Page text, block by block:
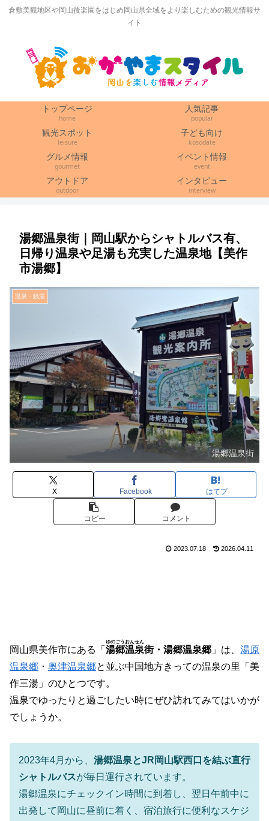
倉敷美観地区や岡山後楽園をはじめ岡山県全域をより楽しむための観光情報サ
イト
トップページ
home
人気記事
popular
観光スポット
leisure
子ども向け
kosodate
グルメ情報
gourmet
イベント情報
event
アウトドア
outdoor
インタビュー
interview
湯郷温泉街｜岡山駅からシャトルバス有、
日帰り温泉や足湯も充実した温泉地【美作
市湯郷】
温泉・銭湯
湯郷温泉街
X Facebook はてブ
コピー コメント
2023.07.18 2026.04.11
岡山県美作市にある「 湯郷温泉
ゆのごうおんせん
街・湯郷温泉郷 」は、 湯原
温泉郷 ・ 奥津温泉郷と並ぶ中国地方きっての温泉の里「美
作三湯」のひとつです。
温泉でゆったりと過ごしたい時にぜひ訪れてみてはいかが
でしょうか。
2023年4月から、 湯郷温泉とJR岡山駅西口を結ぶ直行
シャトルバスが毎日運行されています。
湯郷温泉にチェックイン時間に到着し、翌日午前中に
出発して岡山に昼前に着く、宿泊旅行に便利なスケジ